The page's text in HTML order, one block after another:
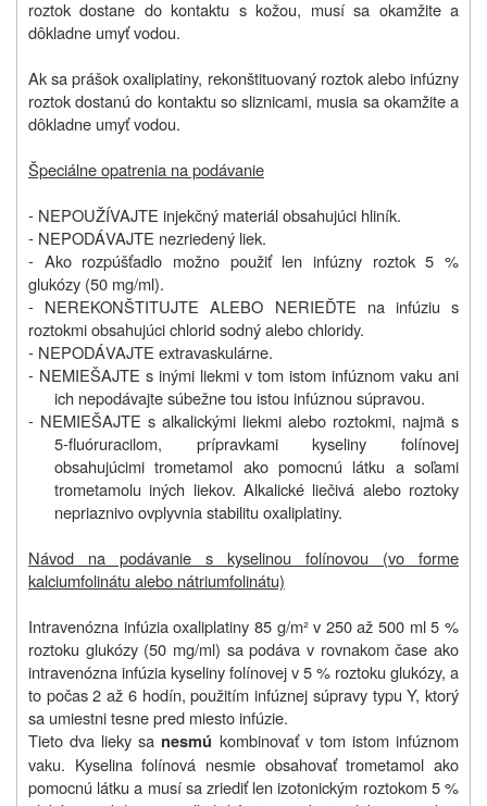
roztok dostane do kontaktu s kožou, musí sa okamžite a
dôkladne umyť vodou.
Ak sa prášok oxaliplatiny, rekonštituovaný roztok alebo infúzny
roztok dostanú do kontaktu so sliznicami, musia sa okamžite a
dôkladne umyť vodou.
Špeciálne opatrenia na podávanie
- NEPOUŽÍVAJTE injekčný materiál obsahujúci hliník.
- NEPODÁVAJTE nezriedený liek.
- Ako rozpúšťadlo možno použiť len infúzny roztok 5 %
glukózy (50 mg/ml).
- NEREKONŠTITUJTE ALEBO NERIEĎTE na infúziu s
roztokmi obsahujúci chlorid sodný alebo chloridy.
- NEPODÁVAJTE extravaskulárne.
- NEMIEŠAJTE s inými liekmi v tom istom infúznom vaku ani
ich nepodávajte súbežne tou istou infúznou súpravou.
- NEMIEŠAJTE s alkalickými liekmi alebo roztokmi, najmä s
5‑fluóruracilom, prípravkami kyseliny folínovej
obsahujúcimi trometamol ako pomocnú látku a soľami
trometamolu iných liekov. Alkalické liečivá alebo roztoky
nepriaznivo ovplyvnia stabilitu oxaliplatiny.
Návod na podávanie s kyselinou folínovou (vo forme
kalciumfolinátu alebo nátriumfolinátu)
Intravenózna infúzia oxaliplatiny 85 g/m² v 250 až 500 ml 5 %
roztoku glukózy (50 mg/ml) sa podáva v rovnakom čase ako
intravenózna infúzia kyseliny folínovej v 5 % roztoku glukózy, a
to počas 2 až 6 hodín, použitím infúznej súpravy typu Y, ktorý
sa umiestni tesne pred miesto infúzie.
Tieto dva lieky sa nesmú kombinovať v tom istom infúznom
vaku. Kyselina folínová nesmie obsahovať trometamol ako
pomocnú látku a musí sa zriediť len izotonickým roztokom 5 %